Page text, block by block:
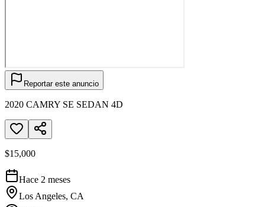
Reportar este anuncio
2020 CAMRY SE SEDAN 4D
$15,000
Hace 2 meses
Los Angeles, CA